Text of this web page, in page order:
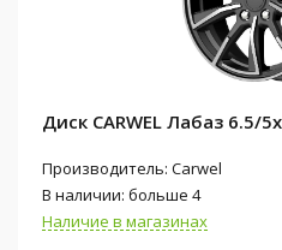
Диск CARWEL Лабаз 6.5/
Производитель: Carwel
В наличии: больше 4
Наличие в магазинах